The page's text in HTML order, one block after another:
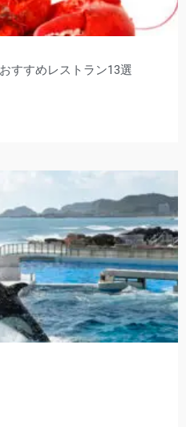
すすめレストラン13選